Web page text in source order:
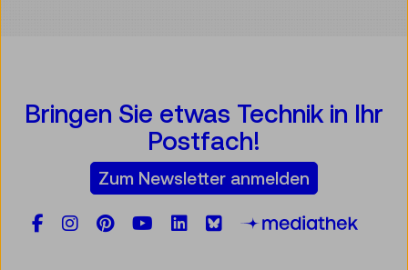
Bringen Sie etwas Technik in Ihr
Postfach!
Zum Newsletter anmelden
Facebook
Instagram
Pinterest
YouTube
LinkedIn
Bluesky